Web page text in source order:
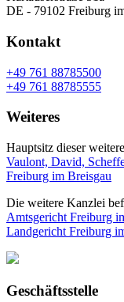
DE - 79102 Freiburg
Kontakt
+49 761 88785500
+49 761 88785555
Weiteres
Hauptsitz dieser
Vaulont, David,
Freiburg im Breisgau
Die weitere Kanzlei
Amtsgericht Freiburg
Landgericht Freiburg
Geschäftsstelle